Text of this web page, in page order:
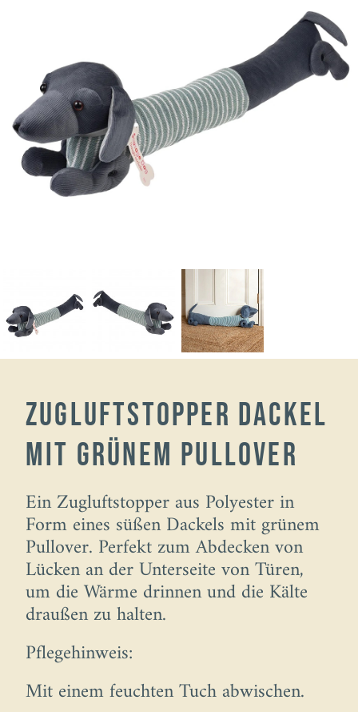
Zugluftstopper Dackel
mit grünem Pullover
Ein Zugluftstopper aus Polyester in
Form eines süßen Dackels mit grünem
Pullover. Perfekt zum Abdecken von
Lücken an der Unterseite von Türen,
um die Wärme drinnen und die Kälte
draußen zu halten.
Pflegehinweis:
Mit einem feuchten Tuch abwischen.